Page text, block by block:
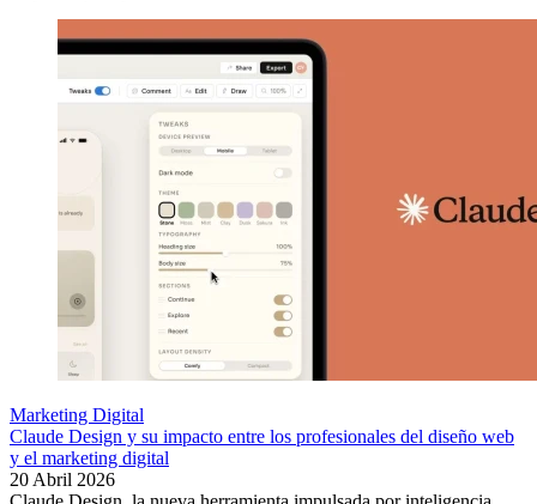
Marketing Digital
Claude Design y su impacto entre los profesionales del diseño web
y el marketing digital
20 Abril 2026